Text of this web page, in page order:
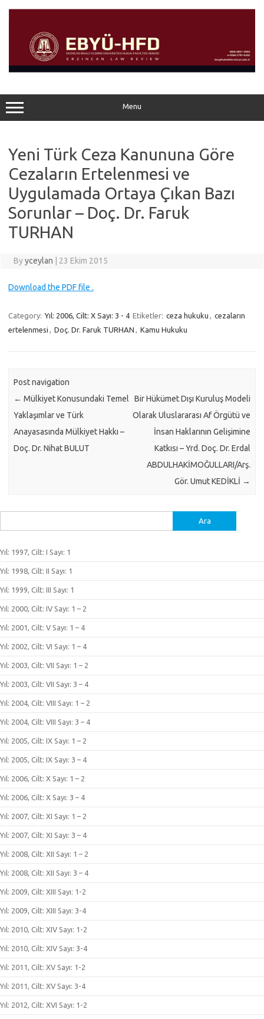
content
Menu
Yeni Türk Ceza Kanununa Göre
Cezaların Ertelenmesi ve
Uygulamada Ortaya Çıkan Bazı
Sorunlar – Doç. Dr. Faruk
TURHAN
Byyceylan | 23 Ekim 2015
Download the PDF file .
Category: Yıl: 2006, Cilt: X Sayı: 3 - 4 Etiketler: ceza hukuku
cezaların
ertelenmesi
Doç. Dr. Faruk TURHAN Kamu Hukuku
Post navigation
← Mülkiyet Konusundaki Temel
Yaklaşımlar ve Türk
Anayasasında Mülkiyet Hakkı –
Doç. Dr. Nihat BULUT
Bir Hükümet Dışı Kuruluş Modeli
Olarak Uluslararası Af Örgütü ve
İnsan Haklarının Gelişimine
Katkısı – Yrd. Doç. Dr. Erdal
ABDULHAKİMOĞULLARI/Arş.
Gör. Umut KEDİKLİ →
Yıl: 1997, Cilt: I Sayı: 1
Yıl: 1998, Cilt: II Sayı: 1
Yıl: 1999, Cilt: III Sayı: 1
Yıl: 2000, Cilt: IV Sayı: 1 – 2
Yıl: 2001, Cilt: V Sayı: 1 – 4
Yıl: 2002, Cilt: VI Sayı: 1 – 4
Yıl: 2003, Cilt: VII Sayı: 1 – 2
Yıl: 2003, Cilt: VII Sayı: 3 – 4
Yıl: 2004, Cilt: VIII Sayı: 1 – 2
Yıl: 2004, Cilt: VIII Sayı: 3 – 4
Yıl: 2005, Cilt: IX Sayı: 1 – 2
Yıl: 2005, Cilt: IX Sayı: 3 – 4
Yıl: 2006, Cilt: X Sayı: 1 – 2
Yıl: 2006, Cilt: X Sayı: 3 – 4
Yıl: 2007, Cilt: XI Sayı: 1 – 2
Yıl: 2007, Cilt: XI Sayı: 3 – 4
Yıl: 2008, Cilt: XII Sayı: 1 – 2
Yıl: 2008, Cilt: XII Sayı: 3 – 4
Yıl: 2009, Cilt: XIII Sayı: 1-2
Yıl: 2009, Cilt: XIII Sayı: 3-4
Yıl: 2010, Cilt: XIV Sayı: 1-2
Yıl: 2010, Cilt: XIV Sayı: 3-4
Yıl: 2011, Cilt: XV Sayı: 1-2
Yıl: 2011, Cilt: XV Sayı: 3-4
Yıl: 2012, Cilt: XVI Sayı: 1-2